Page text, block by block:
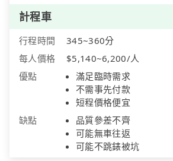
計程車
行程時間
345~360分
每人價格
$5,140~6,200/人
優點
滿足臨時需求
不需事先付款
短程價格便宜
缺點
品質參差不齊
可能無車往返
可能不跳錶被坑